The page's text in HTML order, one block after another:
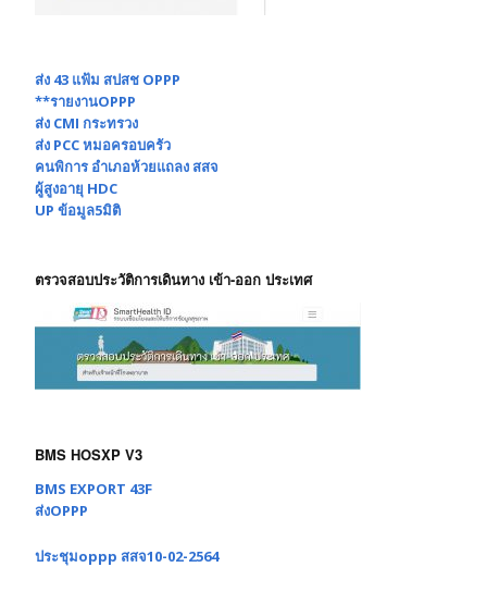
ส่ง 43 แฟ้ม สปสช OPPP
**รายงานOPPP
ส่ง CMI กระทรวง
ส่ง PCC หมอครอบครัว
คนพิการ อำเภอห้วยแถลง สสจ
ผู้สูงอายุ HDC
UP ข้อมูล5มิติ
ตรวจสอบประวัติการเดินทาง เข้า-ออก ประเทศ
BMS HOSXP V3
BMS EXPORT 43F
ส่งOPPP
ประชุมoppp สสจ10-02-2564